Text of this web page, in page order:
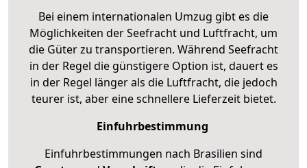
Bei einem internationalen Umzug gibt es die
Möglichkeiten der Seefracht und Luftfracht, um
die Güter zu transportieren. Während Seefracht
in der Regel die günstigere Option ist, dauert es
in der Regel länger als die Luftfracht, die jedoch
teurer ist, aber eine schnellere Lieferzeit bietet.
Einfuhrbestimmung
Einfuhrbestimmungen nach Brasilien sind